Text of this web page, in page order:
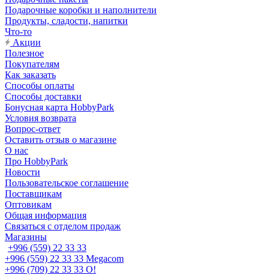
Подарочные коробки и наполнители
Продукты, сладости, напитки
Что-то
Акции
Полезное
Покупателям
Как заказать
Способы оплаты
Способы доставки
Бонусная карта HobbyPark
Условия возврата
Вопрос-ответ
Оставить отзыв о магазине
О нас
Про HobbyPark
Новости
Пользовательское соглашение
Поставщикам
Оптовикам
Общая информация
Связаться с отделом продаж
Магазины
+996 (559) 22 33 33
+996 (559) 22 33 33 Megacom
+996 (709) 22 33 33 O!